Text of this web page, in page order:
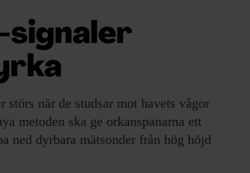
signaler
när de studsar mot havets vågor
metoden ska ge orkanspanarna ett
ned dyrbara mätsonder från hög höjd